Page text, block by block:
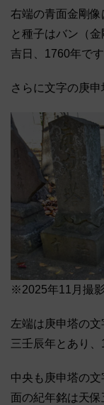
右端の青面金剛像
と種子はバン（
吉日、1760年です
さらに文字の庚申
※2025年11月撮影
左端は庚申塔の
三壬辰年とあり、
中央も庚申塔の
面の紀年銘は天保